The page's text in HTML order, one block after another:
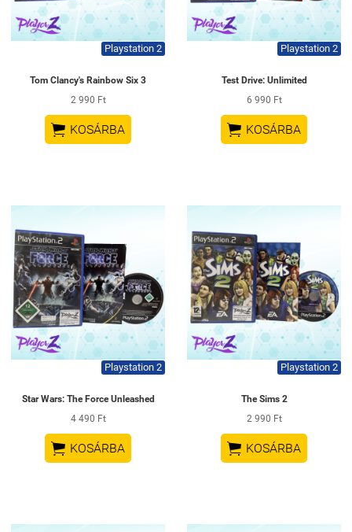
Playstation 2
Tom Clancy's Rainbow Six 3
2 990 Ft
 KOSÁRBA
Playstation 2
Test Drive: Unlimited
6 990 Ft
 KOSÁRBA
Playstation 2
Star Wars: The Force Unleashed
4 490 Ft
 KOSÁRBA
Playstation 2
The Sims 2
2 990 Ft
 KOSÁRBA